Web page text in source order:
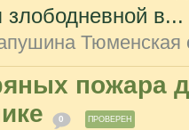
злободневной в...
Тюменская
пожара
0 ПРОВЕРЕН